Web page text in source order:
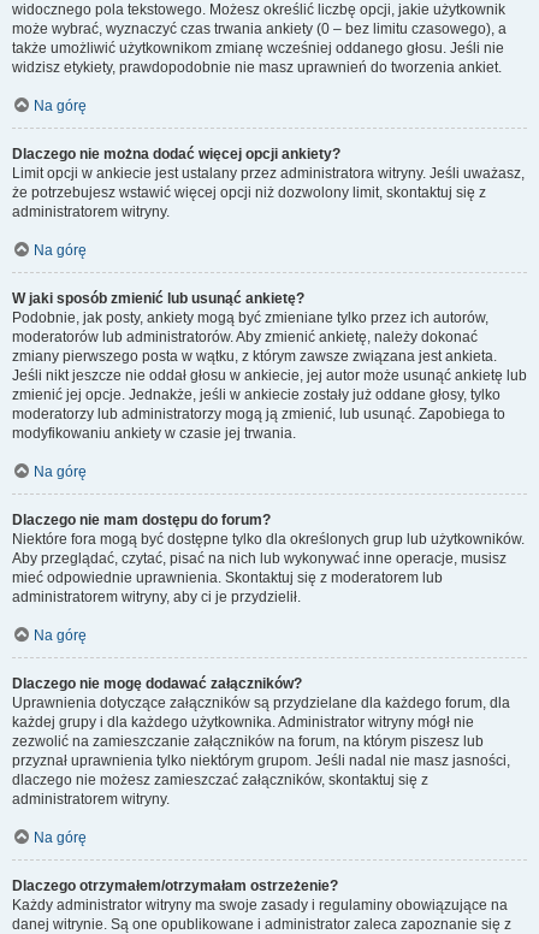
widocznego pola tekstowego. Możesz określić liczbę opcji, jakie użytkownik
może wybrać, wyznaczyć czas trwania ankiety (0 – bez limitu czasowego), a
także umożliwić użytkownikom zmianę wcześniej oddanego głosu. Jeśli nie
widzisz etykiety, prawdopodobnie nie masz uprawnień do tworzenia ankiet.
Na górę
Dlaczego nie można dodać więcej opcji ankiety?
Limit opcji w ankiecie jest ustalany przez administratora witryny. Jeśli uważasz,
że potrzebujesz wstawić więcej opcji niż dozwolony limit, skontaktuj się z
administratorem witryny.
Na górę
W jaki sposób zmienić lub usunąć ankietę?
Podobnie, jak posty, ankiety mogą być zmieniane tylko przez ich autorów,
moderatorów lub administratorów. Aby zmienić ankietę, należy dokonać
zmiany pierwszego posta w wątku, z którym zawsze związana jest ankieta.
Jeśli nikt jeszcze nie oddał głosu w ankiecie, jej autor może usunąć ankietę lub
zmienić jej opcje. Jednakże, jeśli w ankiecie zostały już oddane głosy, tylko
moderatorzy lub administratorzy mogą ją zmienić, lub usunąć. Zapobiega to
modyfikowaniu ankiety w czasie jej trwania.
Na górę
Dlaczego nie mam dostępu do forum?
Niektóre fora mogą być dostępne tylko dla określonych grup lub użytkowników.
Aby przeglądać, czytać, pisać na nich lub wykonywać inne operacje, musisz
mieć odpowiednie uprawnienia. Skontaktuj się z moderatorem lub
administratorem witryny, aby ci je przydzielił.
Na górę
Dlaczego nie mogę dodawać załączników?
Uprawnienia dotyczące załączników są przydzielane dla każdego forum, dla
każdej grupy i dla każdego użytkownika. Administrator witryny mógł nie
zezwolić na zamieszczanie załączników na forum, na którym piszesz lub
przyznał uprawnienia tylko niektórym grupom. Jeśli nadal nie masz jasności,
dlaczego nie możesz zamieszczać załączników, skontaktuj się z
administratorem witryny.
Na górę
Dlaczego otrzymałem/otrzymałam ostrzeżenie?
Każdy administrator witryny ma swoje zasady i regulaminy obowiązujące na
danej witrynie. Są one opublikowane i administrator zaleca zapoznanie się z